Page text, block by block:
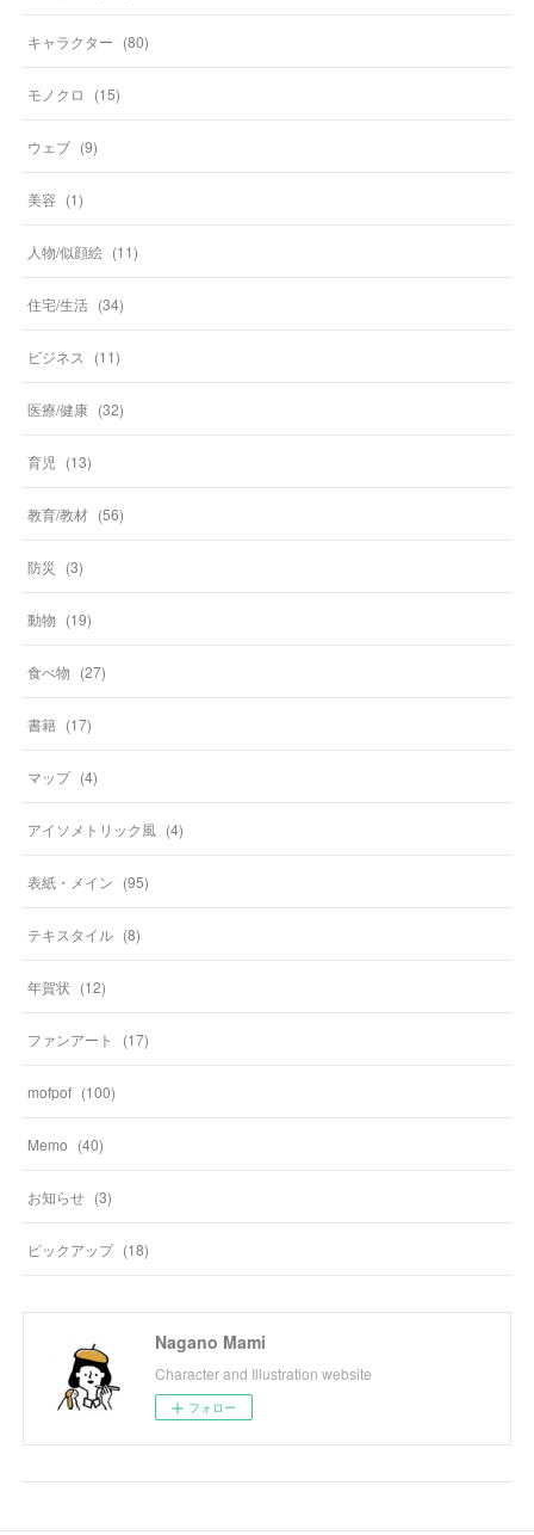
キャラクター (80)
モノクロ (15)
ウェブ (9)
美容 (1)
人物/似顔絵 (11)
住宅/生活 (34)
ビジネス (11)
医療/健康 (32)
育児 (13)
教育/教材 (56)
防災 (3)
動物 (19)
食べ物 (27)
書籍 (17)
マップ (4)
アイソメトリック風 (4)
表紙・メイン (95)
テキスタイル (8)
年賀状 (12)
ファンアート (17)
mofpof (100)
Memo (40)
お知らせ (3)
ピックアップ (18)
Nagano Mami
Character and Illustration website
フォロー